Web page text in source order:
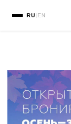
RU| EN